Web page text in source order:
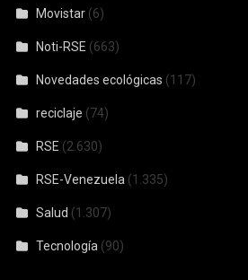
Movistar (6)
Noti-RSE (663)
Novedades ecológicas (117)
reciclaje (74)
RSE (2.630)
RSE-Venezuela (1.335)
Salud (1.307)
Tecnología (90)